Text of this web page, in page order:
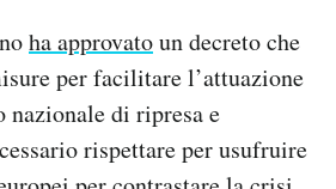
ha approvatoun decreto che
per facilitare l’attuazione
nazionale di ripresa e
rispettare per usufruire